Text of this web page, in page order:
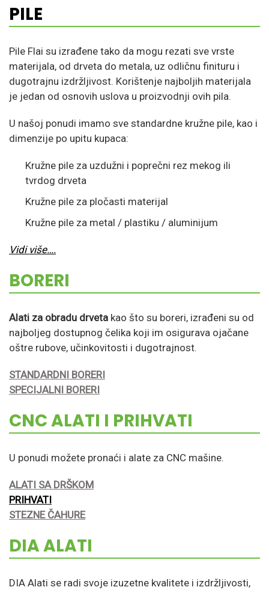
PILE
Pile Flai su izrađene tako da mogu rezati sve vrste
materijala, od drveta do metala, uz odličnu finituru i
dugotrajnu izdržljivost. Korištenje najboljih materijala
je jedan od osnovih uslova u proizvodnji ovih pila.
U našoj ponudi imamo sve standardne kružne pile, kao i
dimenzije po upitu kupaca:
Kružne pile za uzdužni i poprečni rez mekog ili
tvrdog drveta
Kružne pile za pločasti materijal
Kružne pile za metal / plastiku / aluminijum
Vidi više….
BORERI
Alati za obradu drveta kao što su boreri, izrađeni su od
najboljeg dostupnog čelika koji im osigurava ojačane
oštre rubove, učinkovitosti i dugotrajnost.
STANDARDNI BORERI
SPECIJALNI BORERI
CNC ALATI I PRIHVATI
U ponudi možete pronaći i alate za CNC mašine.
ALATI SA DRŠKOM
PRIHVATI
STEZNE ČAHURE
DIA ALATI
DIA Alati se radi svoje izuzetne kvalitete i izdržljivosti,